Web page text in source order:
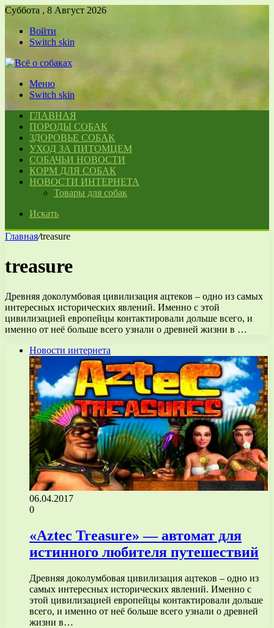
Суббота , 8 Август 2026
Войти
Switch skin
Меню
Switch skin
ГЛАВНАЯ
ПОРОДЫ СОБАК
ЗДОРОВЬЕ СОБАК
УХОД ЗА ПИТОМЦЕМ
СОБАЧЬИ НОВОСТИ
КОРМ ДЛЯ СОБАК
НОВОСТИ ИНТЕРНЕТА
Товары для собак
Искать
Главная/treasure
treasure
Древняя доколумбовая цивилизация ацтеков – одно из самых
интересных исторических явлений. Именно с этой
цивилизацией европейцы контактировали дольше всего, и
именно от неё больше всего узнали о древней жизни в …
Новости интернета
06.04.2017
0
«Aztec Treasure» — автомат для
истинного любителя путешествий
Древняя доколумбовая цивилизация ацтеков – одно из
самых интересных исторических явлений. Именно с
этой цивилизацией европейцы контактировали дольше
всего, и именно от неё больше всего узнали о древней
жизни в…